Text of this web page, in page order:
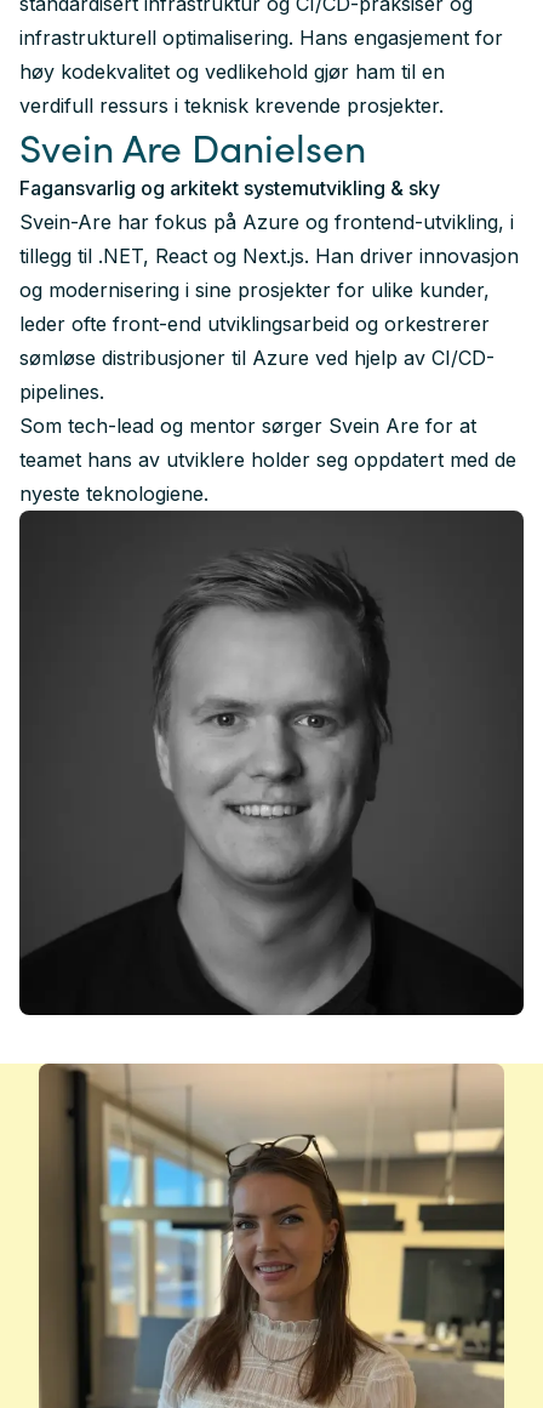
infrastrukturell optimalisering. Hans engasjement for
høy kodekvalitet og vedlikehold gjør ham til en
verdifull ressurs i teknisk krevende prosjekter.
Svein Are Danielsen
Fagansvarlig og arkitekt systemutvikling & sky
Svein-Are har fokus på Azure og frontend-utvikling, i
tillegg til .NET, React og Next.js. Han driver innovasjon
og modernisering i sine prosjekter for ulike kunder,
leder ofte front-end utviklingsarbeid og orkestrerer
sømløse distribusjoner til Azure ved hjelp av CI/CD-
pipelines.
Som tech-lead og mentor sørger Svein Are for at
teamet hans av utviklere holder seg oppdatert med de
nyeste teknologiene.